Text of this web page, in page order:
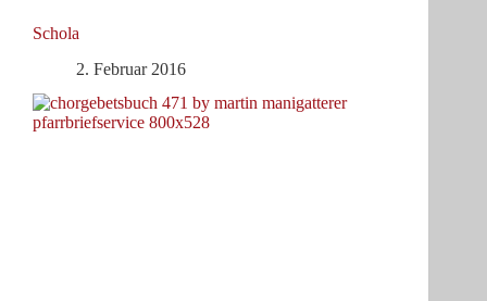
Schola
2. Februar 2016